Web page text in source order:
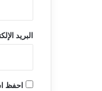
البريد
احفظ